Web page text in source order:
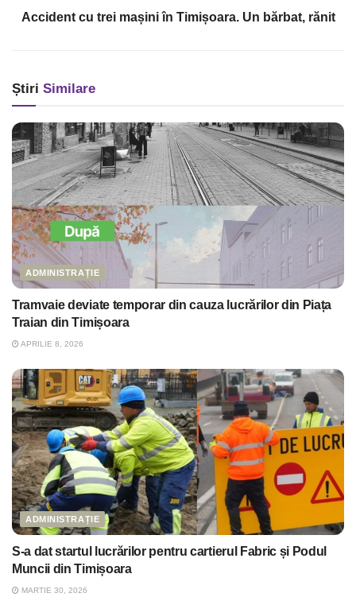
Accident cu trei mașini în Timișoara. Un bărbat, rănit
Știri Similare
ADMINISTRAȚIE
Tramvaie deviate temporar din cauza lucrărilor din Piața
Traian din Timișoara
APRILIE 8, 2026
ADMINISTRAȚIE
S-a dat startul lucrărilor pentru cartierul Fabric și Podul
Muncii din Timișoara
MARTIE 30, 2026